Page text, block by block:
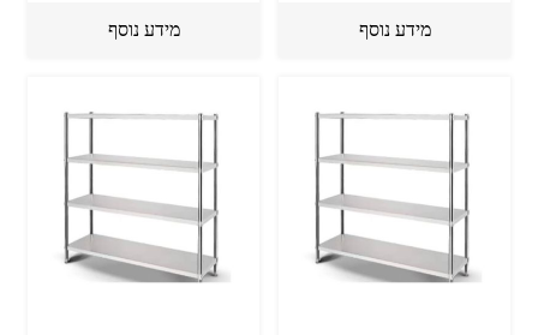
מידע נוסף מידע נוסף